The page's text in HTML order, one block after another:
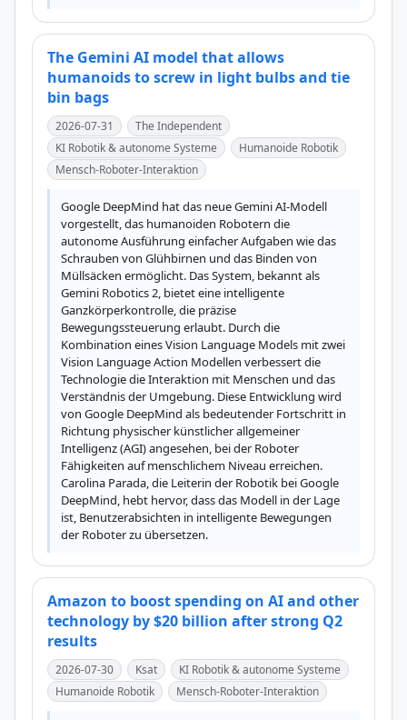
The Gemini AI model that allows
humanoids to screw in light bulbs and tie
bin bags
2026-07-31
The Independent
KI Robotik & autonome Systeme
Humanoide Robotik
Mensch-Roboter-Interaktion
Google DeepMind hat das neue Gemini AI-Modell
vorgestellt, das humanoiden Robotern die
autonome Ausführung einfacher Aufgaben wie das
Schrauben von Glühbirnen und das Binden von
Müllsäcken ermöglicht. Das System, bekannt als
Gemini Robotics 2, bietet eine intelligente
Ganzkörperkontrolle, die präzise
Bewegungssteuerung erlaubt. Durch die
Kombination eines Vision Language Models mit zwei
Vision Language Action Modellen verbessert die
Technologie die Interaktion mit Menschen und das
Verständnis der Umgebung. Diese Entwicklung wird
von Google DeepMind als bedeutender Fortschritt in
Richtung physischer künstlicher allgemeiner
Intelligenz (AGI) angesehen, bei der Roboter
Fähigkeiten auf menschlichem Niveau erreichen.
Carolina Parada, die Leiterin der Robotik bei Google
DeepMind, hebt hervor, dass das Modell in der Lage
ist, Benutzerabsichten in intelligente Bewegungen
der Roboter zu übersetzen.
Amazon to boost spending on AI and other
technology by $20 billion after strong Q2
results
2026-07-30 Ksat
KI Robotik & autonome Systeme
Humanoide Robotik
Mensch-Roboter-Interaktion